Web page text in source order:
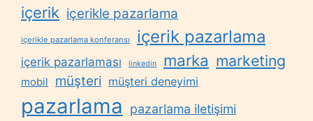
içerik içerikle pazarlama
içerikle pazarlama konferansı içerik pazarlama
içerik pazarlaması linkedin marka marketing
mobil müşteri müşteri deneyimi
pazarlama
pazarlama iletişimi